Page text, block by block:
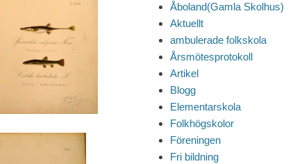
Åboland(Gamla Skolhus)
Aktuellt
ambulerade folkskola
Årsmötesprotokoll
Artikel
Blogg
Elementarskola
Folkhögskolor
Föreningen
Fri bildning